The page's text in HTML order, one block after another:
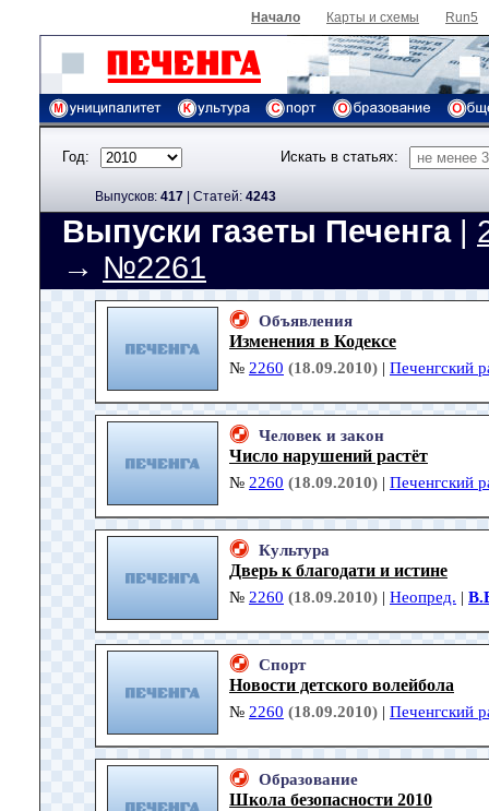
Начало Карты и схемы Run5
Год: Искать в статьях:
Выпусков: 417 | Cтатей: 4243
Выпуски газеты Печенга|
→ №2261
Объявления
Изменения в Кодексе
№ 2260 (18.09.2010) | Печенгский
Человек и закон
Число нарушений растёт
№ 2260 (18.09.2010) | Печенгский
Культура
Дверь к благодати и истине
№ 2260 (18.09.2010) | Неопред. |
Спорт
Новости детского волейбола
№ 2260 (18.09.2010) | Печенгский
Образование
Школа безопасности 2010